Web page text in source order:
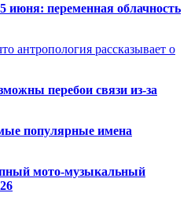
июня: переменная облачность
антропология рассказывает о
перебои связи из-за
популярные имена
мото-музыкальный